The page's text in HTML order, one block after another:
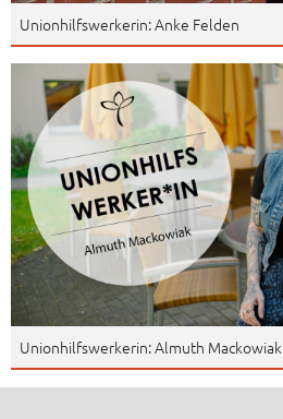
Unionhilfswerkerin: Anke Felden
Unionhilfswerkerin: Almuth Mackowiak